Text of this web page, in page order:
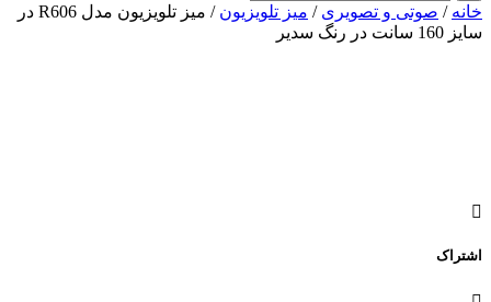
خانه / صوتی و تصویری / میز تلویزیون
/ میز تلویزیون مدل R606 در
سایز 160 سانت در رنگ سدیر
اشتراک